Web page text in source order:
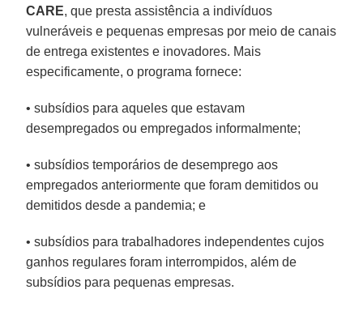
CARE, que presta assistência a indivíduos
vulneráveis ​​e pequenas empresas por meio de canais
de entrega existentes e inovadores. Mais
especificamente, o programa fornece:
• subsídios para aqueles que estavam
desempregados ou empregados informalmente;
• subsídios temporários de desemprego aos
empregados anteriormente que foram demitidos ou
demitidos desde a pandemia; e
• subsídios para trabalhadores independentes cujos
ganhos regulares foram interrompidos, além de
subsídios para pequenas empresas.